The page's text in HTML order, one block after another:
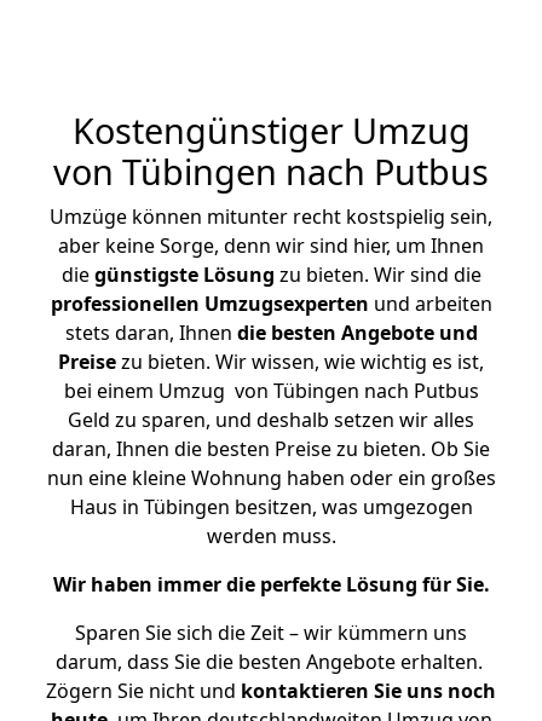
Kostengünstiger Umzug
von Tübingen nach Putbus
Umzüge können mitunter recht kostspielig sein,
aber keine Sorge, denn wir sind hier, um Ihnen
diegünstigste Lösung zu bieten. Wir sind die
professionellen Umzugsexperten und arbeiten
stets daran, Ihnen die besten Angebote und
Preisezu bieten. Wir wissen, wie wichtig es ist,
bei einem Umzug von Tübingen nach Putbus
Geld zu sparen, und deshalb setzen wir alles
daran, Ihnen die besten Preise zu bieten. Ob Sie
nun eine kleine Wohnung haben oder ein großes
Haus in Tübingen besitzen, was umgezogen
werden muss.
Wir haben immer die perfekte Lösung für Sie.
Sparen Sie sich die Zeit – wir kümmern uns
darum, dass Sie die besten Angebote erhalten.
Zögern Sie nicht und kontaktieren Sie uns noch